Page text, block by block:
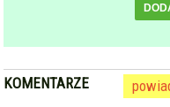
KOMENTARZE